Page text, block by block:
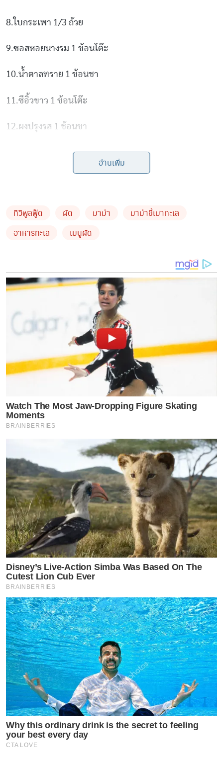
8.ใบกระเพา 1/3 ถ้วย
9.ซอสหอยนางรม 1 ช้อนโต๊ะ
10.น้ำตาลทราย 1 ช้อนชา
11.ซีอิ้วขาว 1 ช้อนโต๊ะ
12.ผงปรุงรส 1 ช้อนชา
ดึงเส้นดำออกเตรียมไว้
นำพริกชี้ฟ้าแดงตำกับกระเทียมให้เกือบละเอียด ตักใส่ถ้วย
ไว้
3.ตั้งไฟให้ร้อน ใส่น้ำมันแล้วตามด้วยพริกกับกระเทียมที่ตำ
ไว้ผัดให้หอม
4.ใส่กุ้งลงไปผัด ตามถ้วยข้าวโพดอ่อน คะน้าและถั่วฝักยาว
ผัดให้เข้ากัน
5.หลังจากผัดจนเข้ากันทั้งหมดแล้ว ให้ใส่เส้นมาม่าที่ลวกตาม
ลงไป ปรุงรสด้วย น้ำตาลทราย ซอสหอยนางรม ซีอิ้วขาว
และผงปรุงรส คลุกเคล้าให้เข้ากัน
6.ใส่ใบกระเพาลงไป ผัดอีกซักครู่ชิมรสตามชอบ ตักใส่จาน
พร้อมเสิร์ฟ เป็นอันเสร็จ
by TVPOOL ONLINE
อ่านเพิ่ม
ทีวีพูลฟู๊ด ผัด มาม่า
มาม่าขี้เมาทะเล
อาหารทะเล
เมนูผัด
Watch The Most Jaw‑Dropping Figure Skating
Moments
BRAINBERRIES
Disney’s Live-Action Simba Was Based On The
Cutest Lion Cub Ever
BRAINBERRIES
Why this ordinary drink is the secret to feeling
your best every day
CTA LOVE